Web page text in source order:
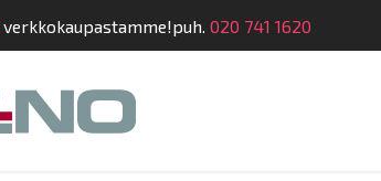
verkkokaupastamme!puh. 020 741 1620
Kauppa Suunnittelu